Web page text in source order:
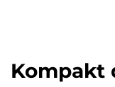
Kompakt